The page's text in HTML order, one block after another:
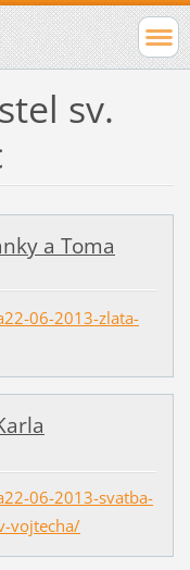
sv.
a Toma
06-2013-zlata-
06-2013-svatba-
vojtecha/